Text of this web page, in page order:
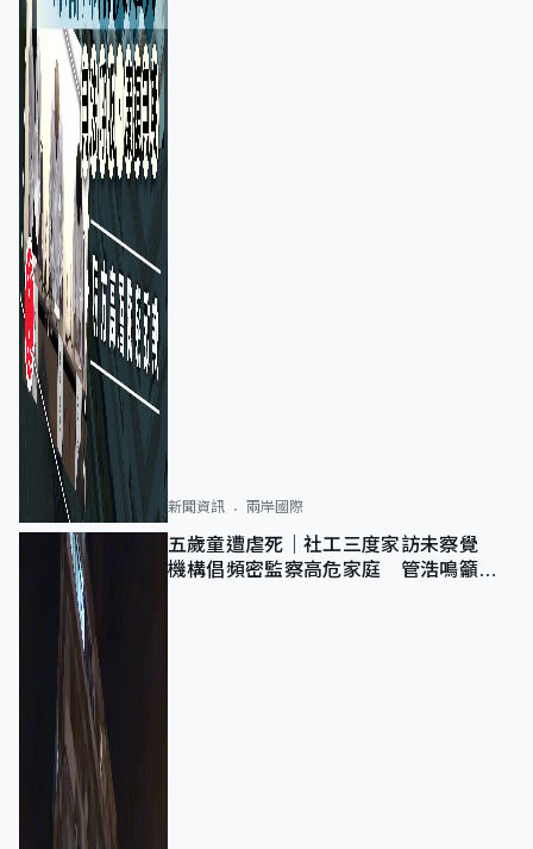
新聞資訊 兩岸國際
五歲童遭虐死｜社工三度家訪未察覺
機構倡頻密監察高危家庭 管浩鳴籲加